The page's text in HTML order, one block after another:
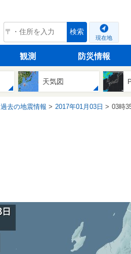
tenki.jp 検索
現在地
観測 防災情報
天気図
過去の地震情報 2017年01月03日 03時